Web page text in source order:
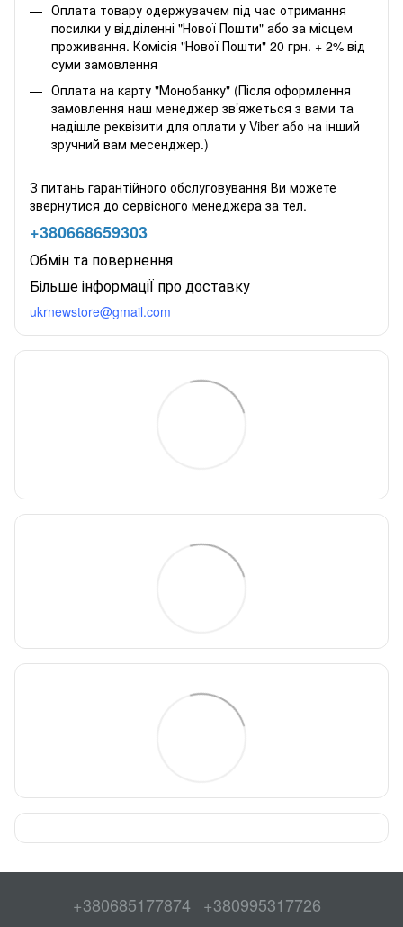
Оплата товару одержувачем під час отримання
посилки у відділенні "Нової Пошти" або за місцем
проживання. Комісія "Нової Пошти" 20 грн. + 2% від
суми замовлення
Оплата на карту "Монобанку" (Після оформлення
замовлення наш менеджер зв’яжеться з вами та
надішле реквізити для оплати у Viber або на інший
зручний вам месенджер.)
З питань гарантійного обслуговування Ви можете
звернутися до сервісного менеджера за тел.
+380668659303
Обмін та повернення
Більше інформаціЇ про доставку
ukrnewstore@gmail.com
+380685177874 +380995317726